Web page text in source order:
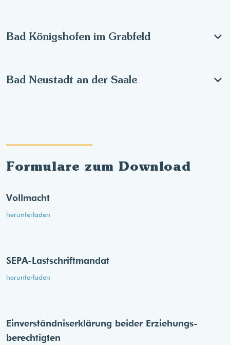
Bad Königshofen im Grabfeld
Bad Neustadt an der Saale
Formulare zum Download
Vollmacht
herunterladen
SEPA-Lastschriftmandat
herunterladen
Einverständnis­erklärung beider Erziehungs­
berechtigten